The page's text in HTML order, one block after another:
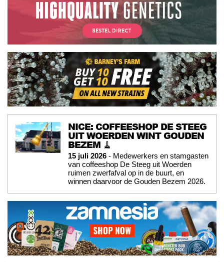
NICE: COFFEESHOP DE STEEG
UIT WOERDEN WINT GOUDEN
BEZEM 🧹
15 juli 2026 - Medewerkers en stamgasten
van coffeeshop De Steeg uit Woerden
ruimen zwerfafval op in de buurt, en
winnen daarvoor de Gouden Bezem 2026.